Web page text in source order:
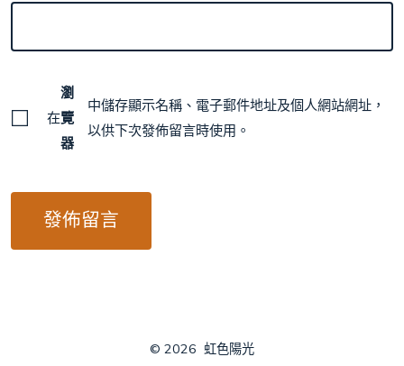
在
瀏
覽
器
中儲存顯示名稱、電子郵件地址及個人網站網址，
以供下次發佈留言時使用。
© 2026 虹色陽光